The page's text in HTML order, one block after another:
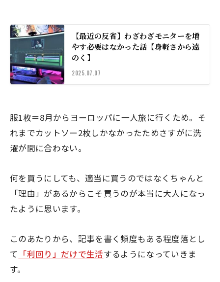
【最近の反省】わざわざモニターを増
やす必要はなかった話【身軽さから遠
のく】
2025.07.07
服1枚＝8月からヨーロッパに一人旅に行くため。そ
れまでカットソー2枚しかなかったためさすがに洗
濯が間に合わない。
何を買うにしても、適当に買うのではなくちゃんと
「理由」があるからこそ買うのが本当に大人になっ
たように思います。
このあたりから、記事を書く頻度もある程度落とし
て 「利回り」だけで生活するようになっていきま
す。